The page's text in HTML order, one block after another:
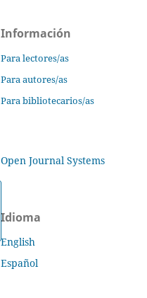
Información
Para lectores/as
Para autores/as
Para bibliotecarios/as
Open Journal Systems
Idioma
English
Español